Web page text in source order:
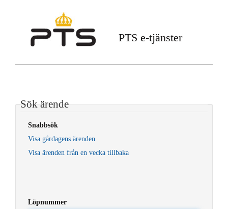
PTS e-tjänster
Sök ärende
Snabbsök
Visa gårdagens ärenden
Visa ärenden från en vecka tillbaka
Löpnummer